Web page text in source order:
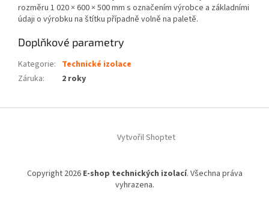
rozměru 1 020 × 600 × 500 mm s označením výrobce a základními
údaji o výrobku na štítku případně volně na paletě.
Doplňkové parametry
Kategorie: Technické izolace
Záruka: 2 roky
Vytvořil Shoptet
Copyright 2026 E-shop technických izolací. Všechna práva
vyhrazena.